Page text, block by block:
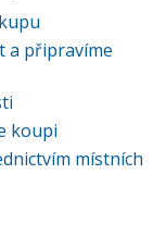
a připravíme
koupi
místních